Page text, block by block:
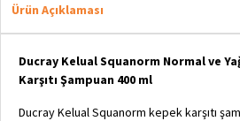
Ürün Açıklaması
Ducray Kelual Squanorm Normal ve
Karşıtı Şampuan 400 ml
Ducray Kelual Squanorm kepek karşıtı